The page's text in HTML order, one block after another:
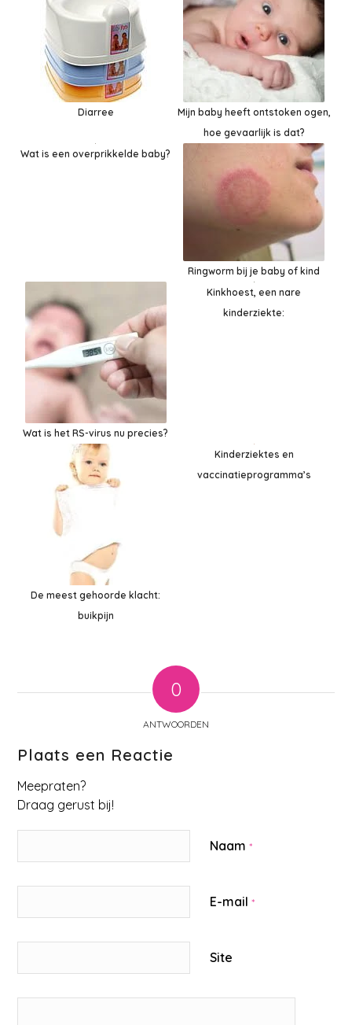
Diarree
Mijn baby heeft ontstoken ogen,
hoe gevaarlijk is dat?
Wat is een overprikkelde baby?
Ringworm bij je baby of kind
Wat is het RS-virus nu precies?
Kinkhoest, een nare
kinderziekte:
De meest gehoorde klacht:
buikpijn
Kinderziektes en
vaccinatieprogramma’s
0
ANTWOORDEN
Plaats een Reactie
Meepraten?
Draag gerust bij!
Naam*
E-mail*
Site